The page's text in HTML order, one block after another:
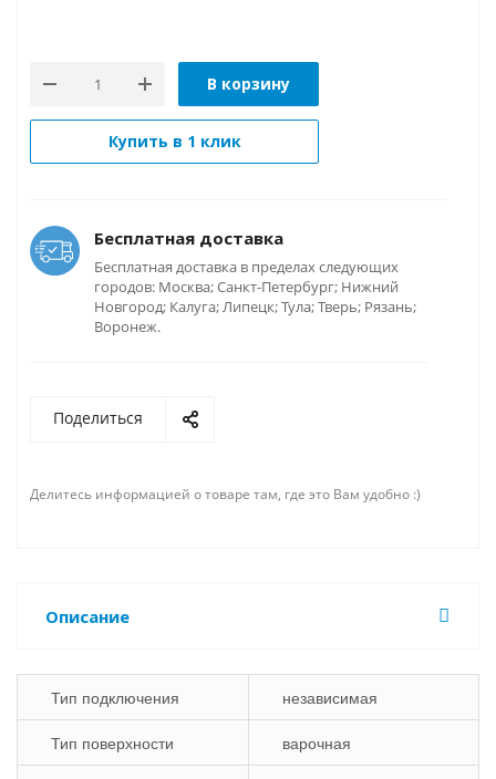
В корзину
Купить в 1 клик
Бесплатная доставка
Бесплатная доставка в пределах следующих
городов: Москва; Санкт-Петербург; Нижний
Новгород; Калуга; Липецк; Тула; Тверь; Рязань;
Воронеж.
Поделиться
Делитесь информацией о товаре там, где это Вам удобно :)
Описание
Тип подключения независимая
Тип поверхности варочная